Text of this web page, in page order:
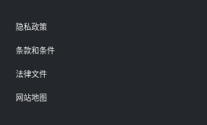
隐私政策
条款和条件
法律文件
网站地图